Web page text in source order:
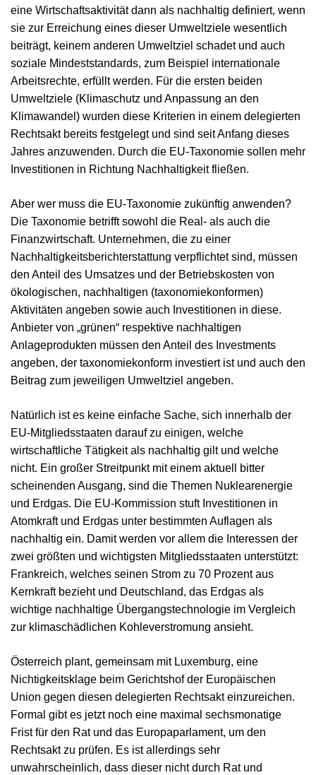
eine Wirtschaftsaktivität dann als nachhaltig definiert, wenn
sie zur Erreichung eines dieser Umweltziele wesentlich
beiträgt, keinem anderen Umweltziel schadet und auch
soziale Mindeststandards, zum Beispiel internationale
Arbeitsrechte, erfüllt werden. Für die ersten beiden
Umweltziele (Klimaschutz und Anpassung an den
Klimawandel) wurden diese Kriterien in einem delegierten
Rechtsakt bereits festgelegt und sind seit Anfang dieses
Jahres anzuwenden. Durch die EU-Taxonomie sollen mehr
Investitionen in Richtung Nachhaltigkeit fließen.
Aber wer muss die EU-Taxonomie zukünftig anwenden?
Die Taxonomie betrifft sowohl die Real- als auch die
Finanzwirtschaft. Unternehmen, die zu einer
Nachhaltigkeitsberichterstattung verpflichtet sind, müssen
den Anteil des Umsatzes und der Betriebskosten von
ökologischen, nachhaltigen (taxonomiekonformen)
Aktivitäten angeben sowie auch Investitionen in diese.
Anbieter von „grünen“ respektive nachhaltigen
Anlageprodukten müssen den Anteil des Investments
angeben, der taxonomiekonform investiert ist und auch den
Beitrag zum jeweiligen Umweltziel angeben.
Natürlich ist es keine einfache Sache, sich innerhalb der
EU-Mitgliedsstaaten darauf zu einigen, welche
wirtschaftliche Tätigkeit als nachhaltig gilt und welche
nicht. Ein großer Streitpunkt mit einem aktuell bitter
scheinenden Ausgang, sind die Themen Nuklearenergie
und Erdgas. Die EU-Kommission stuft Investitionen in
Atomkraft und Erdgas unter bestimmten Auflagen als
nachhaltig ein. Damit werden vor allem die Interessen der
zwei größten und wichtigsten Mitgliedsstaaten unterstützt:
Frankreich, welches seinen Strom zu 70 Prozent aus
Kernkraft bezieht und Deutschland, das Erdgas als
wichtige nachhaltige Übergangstechnologie im Vergleich
zur klimaschädlichen Kohleverstromung ansieht.
Österreich plant, gemeinsam mit Luxemburg, eine
Nichtigkeitsklage beim Gerichtshof der Europäischen
Union gegen diesen delegierten Rechtsakt einzureichen.
Formal gibt es jetzt noch eine maximal sechsmonatige
Frist für den Rat und das Europaparlament, um den
Rechtsakt zu prüfen. Es ist allerdings sehr
unwahrscheinlich, dass dieser nicht durch Rat und